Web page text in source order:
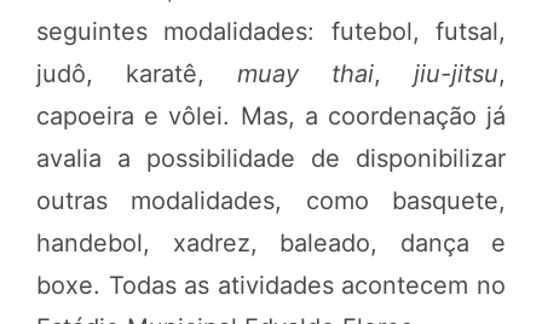
seguintes modalidades: futebol, futsal,
judô, karatê, muay thai, jiu-jitsu,
capoeira e vôlei. Mas, a coordenação já
avalia a possibilidade de disponibilizar
outras modalidades, como basquete,
handebol, xadrez, baleado, dança e
boxe. Todas as atividades acontecem no